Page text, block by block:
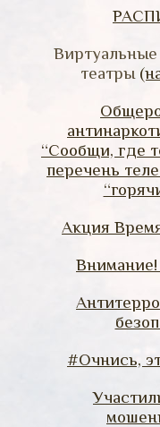
Виртуальные
театры
“Сообщи, где
перечень
Акция
#Очнись,